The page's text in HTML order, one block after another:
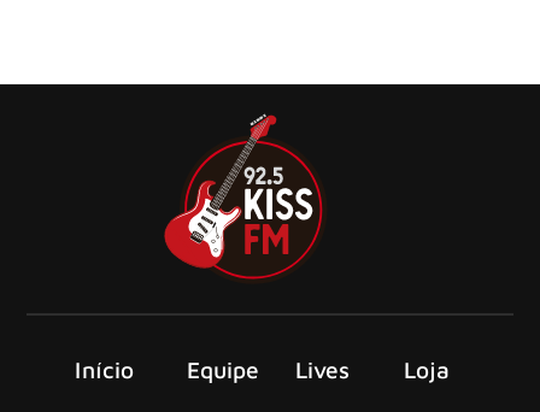
Início Equipe Lives Loja